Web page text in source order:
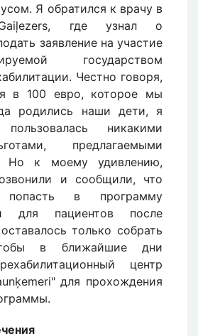
Я обратился к врачу в
Gaiļezers, где узнал о
заявление на участие
государством
Честно говоря,
в 100 евро, которое мы
родились наши дети, я
никакими
предлагаемыми
Но к моему удивлению,
и сообщили, что
в программу
для пациентов после
только собрать
в ближайшие дни
центр
для прохождения